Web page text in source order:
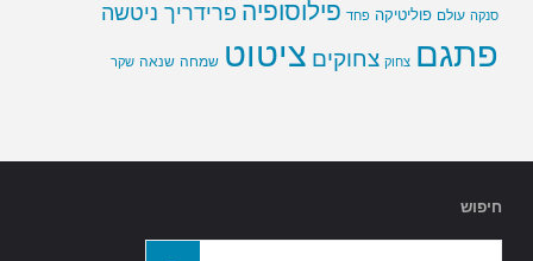
סנקה עולם פוליטיקה פחד פילוסופיה פרידריך ניטשה
פתגם צחוק צחוקים ציטוט שמחה שנאה שקר
חיפוש